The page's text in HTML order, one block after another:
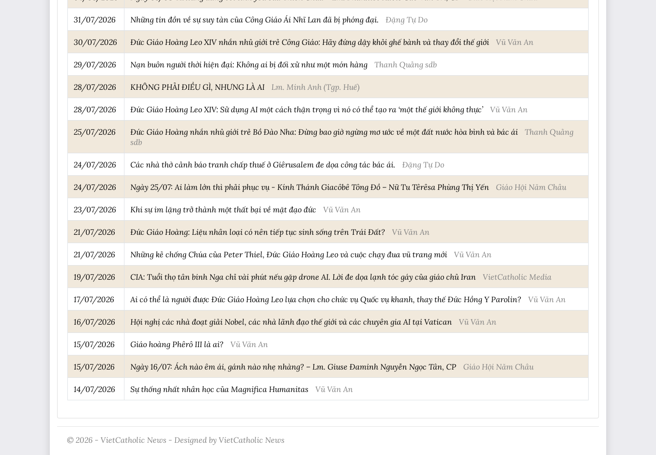
31/07/2026 Những tin đồn về sự suy tàn của Công Giáo Ái Nhĩ Lan đã bị phóng đại. Đặng Tự Do
30/07/2026 Đức Giáo Hoàng Leo XIV nhắn nhủ giới trẻ Công Giáo: Hãy đứng dậy khỏi ghế bành và thay đổi thế giới Vũ Văn An
29/07/2026 Nạn buôn người thời hiện đại: Không ai bị đối xử như một món hàng Thanh Quảng sdb
28/07/2026 KHÔNG PHẢI ĐIỀU GÌ, NHƯNG LÀ AI Lm. Minh Anh (Tgp. Huế)
28/07/2026 Đức Giáo Hoàng Leo XIV: Sử dụng AI một cách thận trọng vì nó có thể tạo ra ‘một thế giới không thực’ Vũ Văn An
25/07/2026 Đức Giáo Hoàng nhắn nhủ giới trẻ Bồ Đào Nha: Đừng bao giờ ngừng mơ ước về một đất nước hòa bình và bác ái
Thanh Quảng
sdb
24/07/2026 Các nhà thờ cảnh báo tranh chấp thuế ở Giêrusalem đe dọa công tác bác ái. Đặng Tự Do
24/07/2026 Ngày 25/07: Ai làm lớn thì phải phục vụ - Kính Thánh Giacôbê Tông Đồ – Nữ Tu Têrêsa Phùng Thị Yến Giáo Hội Năm Châu
23/07/2026 Khi sự im lặng trở thành một thất bại về mặt đạo đức Vũ Văn An
21/07/2026 Đức Giáo Hoàng: Liệu nhân loại có nên tiếp tục sinh sống trên Trái Đất? Vũ Văn An
21/07/2026 Những kẻ chống Chúa của Peter Thiel, Đức Giáo Hoàng Leo và cuộc chạy đua vũ trang mới Vũ Văn An
19/07/2026 CIA: Tuổi thọ tân binh Nga chỉ vài phút nếu gặp drone AI. Lời đe dọa lạnh tóc gáy của giáo chủ Iran VietCatholic Media
17/07/2026 Ai có thể là người được Đức Giáo Hoàng Leo lựa chọn cho chức vụ Quốc vụ khanh, thay thế Đức Hồng Y Parolin? Vũ Văn An
16/07/2026 Hội nghị các nhà đoạt giải Nobel, các nhà lãnh đạo thế giới và các chuyên gia AI tại Vatican Vũ Văn An
15/07/2026 Giáo hoàng Phêrô III là ai? Vũ Văn An
15/07/2026 Ngày 16/07: Ách nào êm ái, gánh nào nhẹ nhàng? – Lm. Giuse Đaminh Nguyễn Ngọc Tân, CP Giáo Hội Năm Châu
14/07/2026 Sự thống nhất nhân học của Magnifica Humanitas Vũ Văn An
© 2026 - VietCatholic News - Designed by VietCatholic News